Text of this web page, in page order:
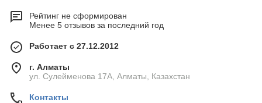
Рейтинг не сформирован
Менее 5 отзывов за последний год
Работает с 27.12.2012
г. Алматы
ул. Сулейменова 17А, Алматы, Казахстан
Контакты